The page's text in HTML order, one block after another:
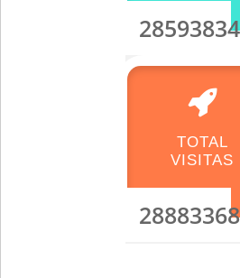
28593834
TOTAL
VISITAS
28883368